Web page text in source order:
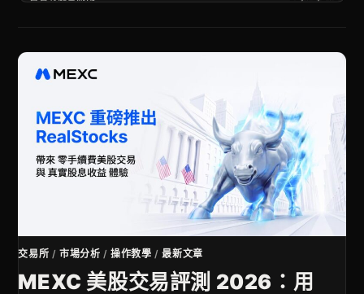
交易所 /市場分析 /操作教學 /最新文章
MEXC 美股交易評測 2026：用